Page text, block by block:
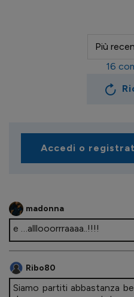
16
Accedi o
madonna
e …alllooorrraaaa..!!!!
Ribo80
Siamo partiti abbastanza